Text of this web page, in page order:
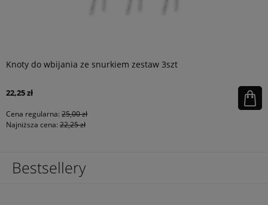
Knoty do wbijania ze snurkiem zestaw 3szt
22,25 zł
Cena regularna: 25,00 zł
Najniższa cena: 22,25 zł
Bestsellery